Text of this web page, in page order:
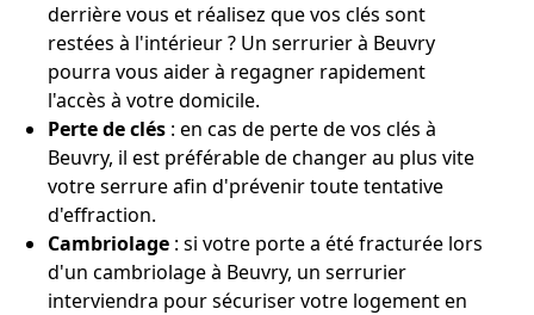
derrière vous et réalisez que vos clés sont
restées à l'intérieur ? Un serrurier à Beuvry
pourra vous aider à regagner rapidement
l'accès à votre domicile.
Perte de clés : en cas de perte de vos clés à
Beuvry, il est préférable de changer au plus vite
votre serrure afin d'prévenir toute tentative
d'effraction.
Cambriolage : si votre porte a été fracturée lors
d'un cambriolage à Beuvry, un serrurier
interviendra pour sécuriser votre logement en